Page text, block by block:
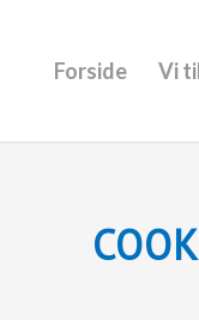
Forside Vi